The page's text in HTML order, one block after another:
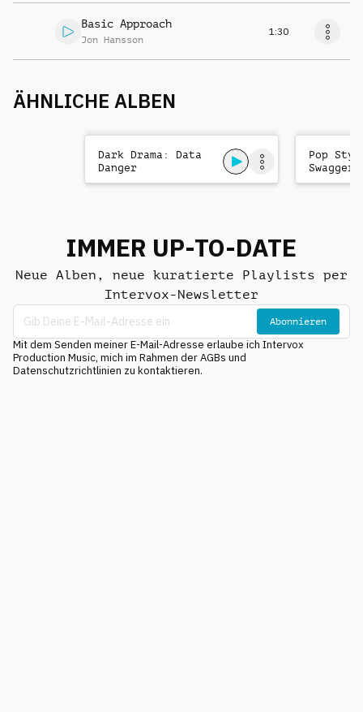
Basic Approach
Jon Hansson
1:30
ÄHNLICHE ALBEN
Dark Drama: Data
Danger
Pop
Swagger
IMMER UP-TO-DATE
Neue Alben, neue kuratierte Playlists per
Intervox-Newsletter
Abonnieren
Mit dem Senden meiner E-Mail-Adresse erlaube ich Intervox
Production Music, mich im Rahmen der AGBs und
Datenschutzrichtlinien zu kontaktieren.